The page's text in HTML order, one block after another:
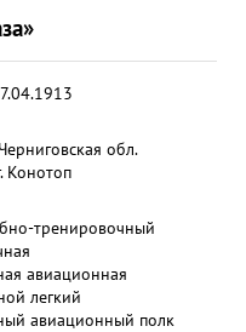
обл.
Конотоп
тренировочный
авиационная
легкий
авиационный полк